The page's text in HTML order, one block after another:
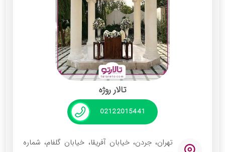
تالار روژه
02122015441
تهران، جردن، خیابان آفریقا، خیابان گلفام، شماره